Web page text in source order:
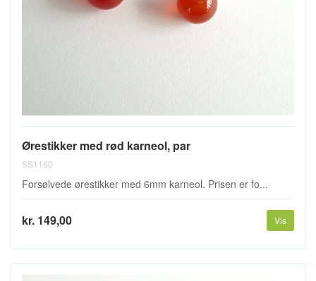
Ørestikker med rød karneol, par
SS1160
Forsølvede ørestikker med 6mm karneol. Prisen er fo...
kr. 149,00 Vis